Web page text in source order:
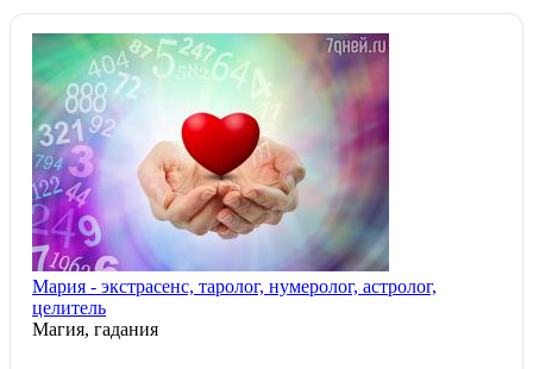
Мария - экстрасенс, таролог, нумеролог, астролог,
целитель
Магия, гадания